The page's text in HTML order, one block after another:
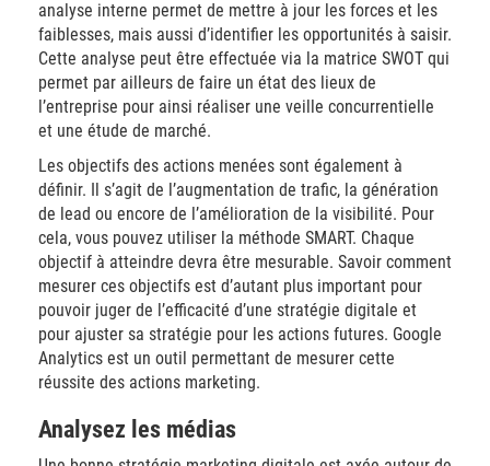
analyse interne permet de mettre à jour les forces et les
faiblesses, mais aussi d’identifier les opportunités à saisir.
Cette analyse peut être effectuée via la matrice SWOT qui
permet par ailleurs de faire un état des lieux de
l’entreprise pour ainsi réaliser une veille concurrentielle
et une étude de marché.
Les objectifs des actions menées sont également à
définir. Il s’agit de l’augmentation de trafic, la génération
de lead ou encore de l’amélioration de la visibilité. Pour
cela, vous pouvez utiliser la méthode SMART. Chaque
objectif à atteindre devra être mesurable. Savoir comment
mesurer ces objectifs est d’autant plus important pour
pouvoir juger de l’efficacité d’une stratégie digitale et
pour ajuster sa stratégie pour les actions futures. Google
Analytics est un outil permettant de mesurer cette
réussite des actions marketing.
Analysez les médias